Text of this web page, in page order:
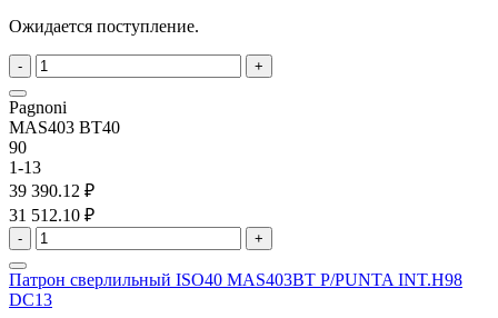
Ожидается поступление.
- +
Pagnoni
MAS403 BT40
90
1-13
39 390.12 ₽
31 512.10 ₽
- +
Патрон сверлильный ISO40 MAS403BT P/PUNTA INT.H98
DC13